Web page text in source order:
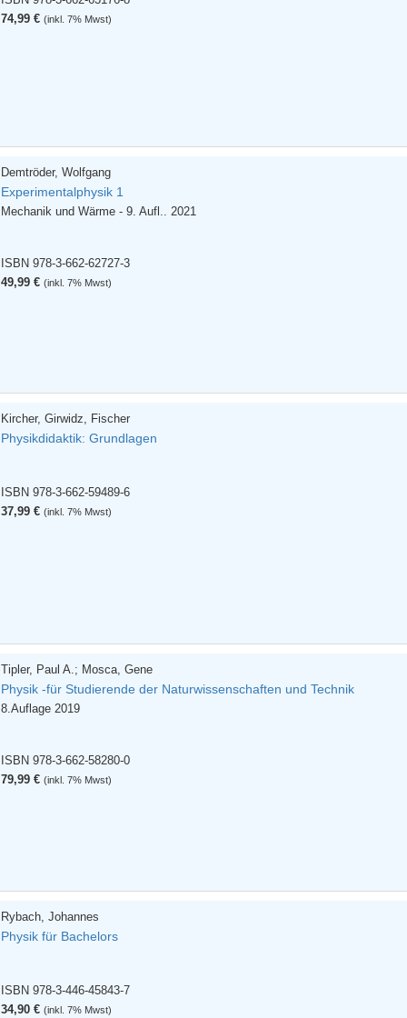
74,99 € (inkl. 7% Mwst)
Demtröder, Wolfgang
Experimentalphysik 1
Mechanik und Wärme - 9. Aufl.. 2021
ISBN 978-3-662-62727-3
49,99 € (inkl. 7% Mwst)
Kircher, Girwidz, Fischer
Physikdidaktik: Grundlagen
ISBN 978-3-662-59489-6
37,99 € (inkl. 7% Mwst)
Tipler, Paul A.; Mosca, Gene
Physik -für Studierende der Naturwissenschaften und Technik
8.Auflage 2019
ISBN 978-3-662-58280-0
79,99 € (inkl. 7% Mwst)
Rybach, Johannes
Physik für Bachelors
ISBN 978-3-446-45843-7
34,90 € (inkl. 7% Mwst)